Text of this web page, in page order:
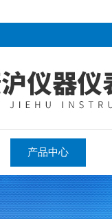
产品中心